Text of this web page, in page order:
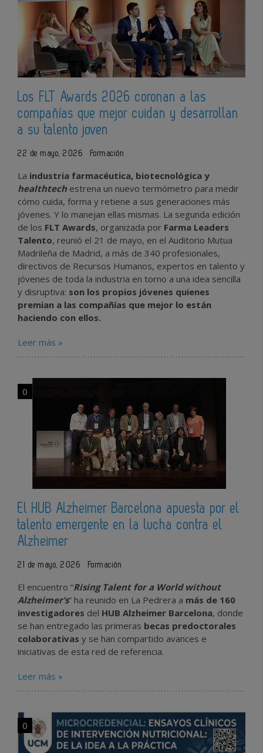
Los FLT Awards 2026 coronan a las
compañías que mejor cuidan y desarrollan
a su talento joven
22 de mayo, 2026 Formación
La industria farmacéutica, biotecnológica y
healthtech estrena un nuevo termómetro para medir
cómo cuida, forma y retiene a sus generaciones más
jóvenes. Y lo manejan ellas mismas. La segunda edición
de los FLT Awards, organizada por Farma Leaders
Talento, reunió el 21 de mayo, en el Auditorio Mutua
Madrileña de Madrid, a más de 340 profesionales,
directivos de Recursos Humanos, expertos en talento y
jóvenes de toda la industria en torno a una idea sencilla
y disruptiva: son los propios jóvenes quienes
premian a las compañías que mejor lo están
haciendo con ellos.
Leer más »
0
El HUB Alzheimer Barcelona apuesta por el
talento emergente en la lucha contra el
Alzheimer
21 de mayo, 2026 Formación
El encuentro “Rising Talent for a World without
Alzheimer’s” ha reunido en La Pedrera a más de 160
investigadores del HUB Alzheimer Barcelona, donde
se han entregado las primeras becas predoctorales
colaborativas y se han compartido avances e
iniciativas de esta red de referencia.
Leer más »
0